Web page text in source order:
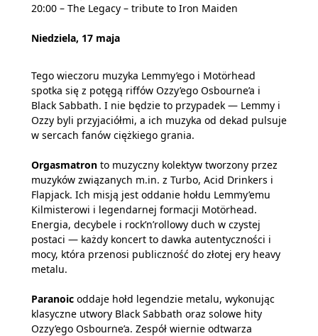
20:00 – The Legacy – tribute to Iron Maiden
Niedziela, 17 maja
Tego wieczoru muzyka Lemmy’ego i Motörhead
spotka się z potęgą riffów Ozzy’ego Osbourne’a i
Black Sabbath. I nie będzie to przypadek — Lemmy i
Ozzy byli przyjaciółmi, a ich muzyka od dekad pulsuje
w sercach fanów ciężkiego grania.
Orgasmatron to muzyczny kolektyw tworzony przez
muzyków związanych m.in. z Turbo, Acid Drinkers i
Flapjack. Ich misją jest oddanie hołdu Lemmy’emu
Kilmisterowi i legendarnej formacji Motörhead.
Energia, decybele i rock’n’rollowy duch w czystej
postaci — każdy koncert to dawka autentyczności i
mocy, która przenosi publiczność do złotej ery heavy
metalu.
Paranoic oddaje hołd legendzie metalu, wykonując
klasyczne utwory Black Sabbath oraz solowe hity
Ozzy’ego Osbourne’a. Zespół wiernie odtwarza